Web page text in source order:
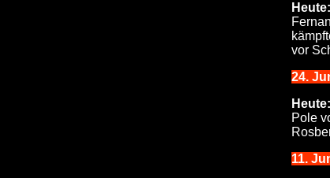
Heute:
vor
24.
Heute:
Pole
11.